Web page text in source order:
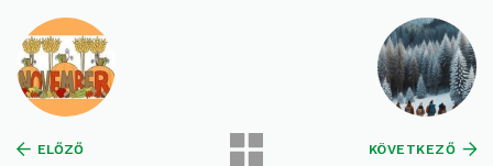
ELŐZŐ KÖVETKEZŐ